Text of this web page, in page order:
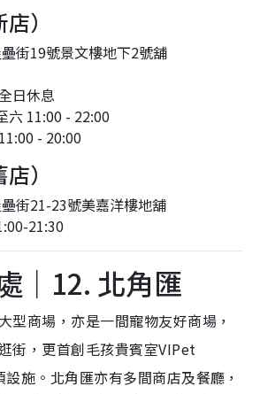
）
街19號景文樓地下2號舖
日休息
六 11:00 - 22:00
- 20:00
）
街21-23號美嘉洋樓地舖
21:30
｜12. 北角匯
型商場，亦是一間寵物友好商場，
街，更首創毛孩貴賓室VIPet
施。北角匯亦有多間商店及餐廳，